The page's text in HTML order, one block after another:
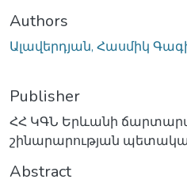
Authors
Ալավերդյան, Հասմիկ
Publisher
ՀՀ ԿԳՆ Երևանի
շինարարության
Abstract